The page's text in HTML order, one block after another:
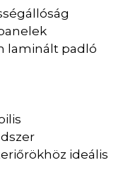
laminált padló
ideális